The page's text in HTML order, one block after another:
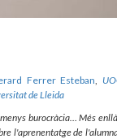
Ferrer Esteban
de Lleida
burocràcia… Més
l'aprenentatge de